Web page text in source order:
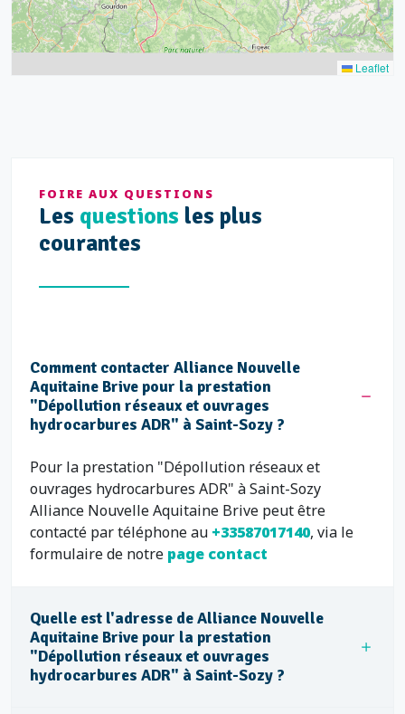
Leaflet
FOIRE AUX QUESTIONS
Les questions les plus
courantes
Comment contacter Alliance Nouvelle
Aquitaine Brive pour la prestation
"Dépollution réseaux et ouvrages
hydrocarbures ADR" à Saint-Sozy ?
Pour la prestation "Dépollution réseaux et
ouvrages hydrocarbures ADR" à Saint-Sozy
Alliance Nouvelle Aquitaine Brive peut être
contacté par téléphone au +33587017140, via le
formulaire de notre page contact
Quelle est l'adresse de Alliance Nouvelle
Aquitaine Brive pour la prestation
"Dépollution réseaux et ouvrages
hydrocarbures ADR" à Saint-Sozy ?